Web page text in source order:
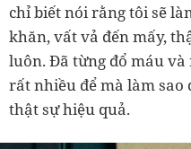
chỉ biết nói rằng tôi sẽ
khăn, vất vả đến mấy,
luôn. Đã từng đổ máu
rất nhiều để mà làm sao
thật sự hiệu quả.